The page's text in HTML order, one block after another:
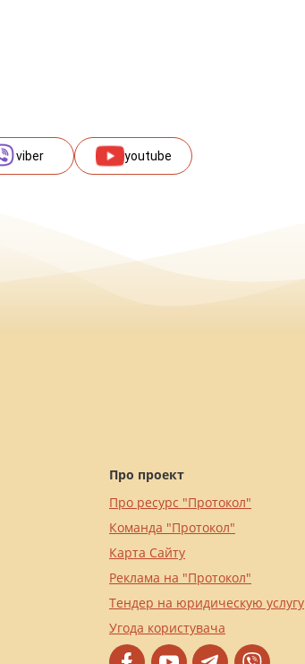
viber youtube
Про проект
Про ресурс "Протокол"
Команда "Протокол"
Карта Сайту
Реклама на "Протокол"
Тендер на юридическую услугу
Угода користувача